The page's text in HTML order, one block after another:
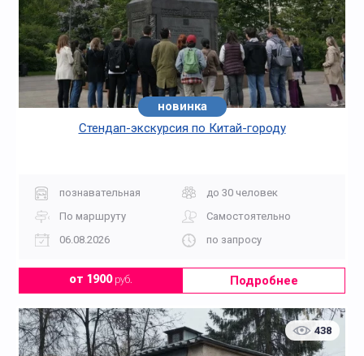
новинка
Стендап-экскурсия по Китай-городу
познавательная
до 30 человек
По маршруту
Самостоятельно
06.08.2026
по запросу
от 1900руб. Подробнее
438